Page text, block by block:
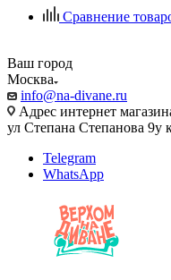
Сравнение
Ваш город
Москва
info@na-divane.ru
Адрес интернет
ул Степана Степанова
Telegram
WhatsApp